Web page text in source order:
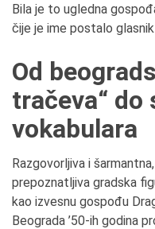
Bila je to ugledna
čije je ime postalo
Od
tračeva“ do
vokabulara
Razgovorljiva i
prepoznatljiva gradska
kao izvesnu gospođu
Beograda ’50-ih godina